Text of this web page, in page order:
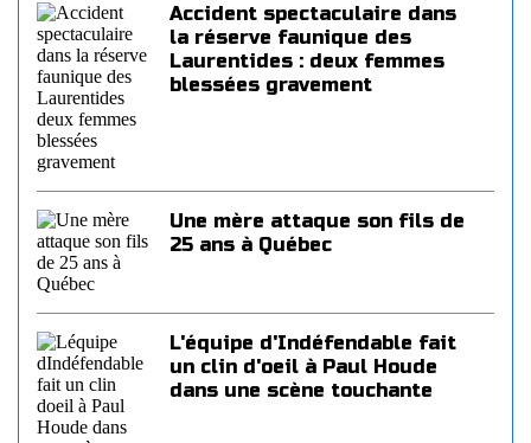
Accident spectaculaire dans
la réserve faunique des
Laurentides : deux femmes
blessées gravement
Une mère attaque son fils de
25 ans à Québec
L'équipe d'Indéfendable fait
un clin d'oeil à Paul Houde
dans une scène touchante